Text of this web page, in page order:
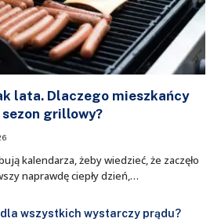
lata. Dlaczego mieszkańcy
grillowy?
kalendarza, żeby wiedzieć, że zaczęło
naprawdę ciepły dzień,…
dla wszystkich wystarczy prądu?